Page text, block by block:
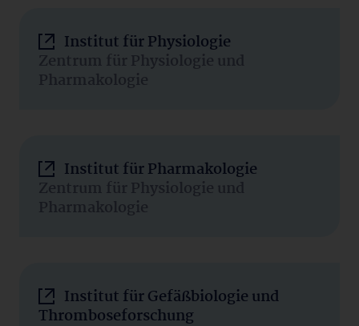
Institut für Physiologie
Zentrum für Physiologie und
Pharmakologie
Institut für Pharmakologie
Zentrum für Physiologie und
Pharmakologie
Institut für Gefäßbiologie und
Thromboseforschung